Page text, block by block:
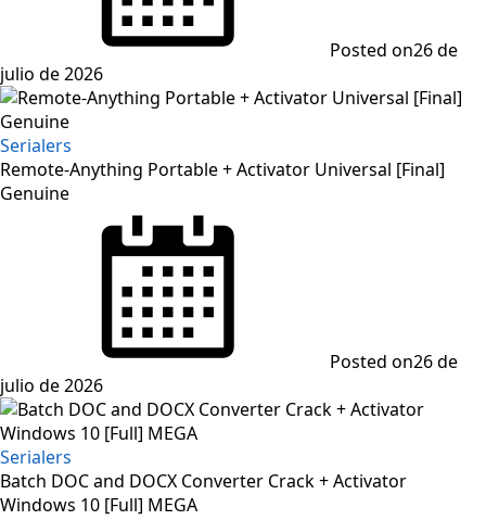
Posted on26 de
julio de 2026
Serialers
Remote-Anything Portable + Activator Universal [Final]
Genuine
Posted on26 de
julio de 2026
Serialers
Batch DOC and DOCX Converter Crack + Activator
Windows 10 [Full] MEGA